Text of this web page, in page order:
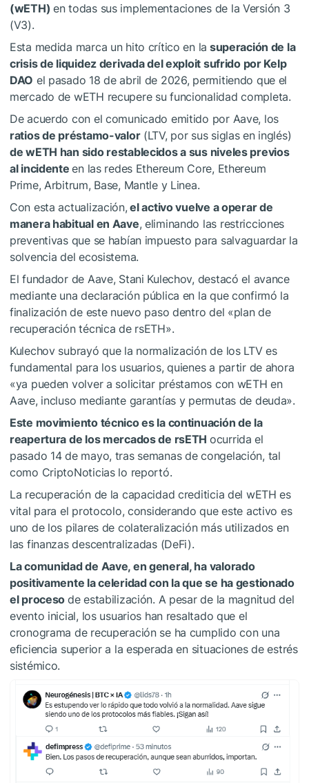
(wETH)en todas sus implementaciones de la Versión 3
(V3).
Esta medida marca un hito crítico en la superación de la
crisis de liquidez derivada del exploit sufrido por Kelp
DAO el pasado 18 de abril de 2026, permitiendo que el
mercado de wETH recupere su funcionalidad completa.
De acuerdo con el comunicado emitido por Aave, los
ratios de préstamo-valor(LTV, por sus siglas en inglés)
de wETH han sido restablecidos a sus niveles previos
al incidenteen las redes Ethereum Core, Ethereum
Prime, Arbitrum, Base, Mantle y Linea.
Con esta actualización, el activo vuelve a operar de
manera habitual en Aave, eliminando las restricciones
preventivas que se habían impuesto para salvaguardar la
solvencia del ecosistema.
El fundador de Aave, Stani Kulechov, destacó el avance
mediante una declaración pública en la que confirmó la
finalización de este nuevo paso dentro del «plan de
recuperación técnica de rsETH».
Kulechov subrayó que la normalización de los LTV es
fundamental para los usuarios, quienes a partir de ahora
«ya pueden volver a solicitar préstamos con wETH en
Aave, incluso mediante garantías y permutas de deuda».
Este movimiento técnico es la continuación de la
reapertura de los mercados de rsETH ocurrida el
pasado 14 de mayo, tras semanas de congelación, tal
como CriptoNoticias lo reportó.
La recuperación de la capacidad crediticia del wETH es
vital para el protocolo, considerando que este activo es
uno de los pilares de colateralización más utilizados en
las finanzas descentralizadas (DeFi).
La comunidad de Aave, en general, ha valorado
positivamente la celeridad con la que se ha gestionado
el proceso de estabilización. A pesar de la magnitud del
evento inicial, los usuarios han resaltado que el
cronograma de recuperación se ha cumplido con una
eficiencia superior a la esperada en situaciones de estrés
sistémico.